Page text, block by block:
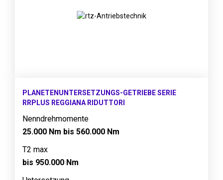
PLANETENUNTERSETZUNGS-GETRIEBE SERIE
RRPLUS REGGIANA RIDUTTORI
Nenndrehmomente
25.000 Nm bis 560.000 Nm
T2 max
bis 950.000 Nm